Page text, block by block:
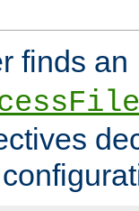
finds an